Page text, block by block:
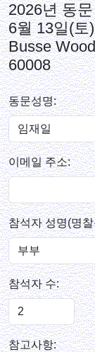
2026년 동
6월 13일(토
Busse
60008
동문성명:
이메일 주소:
참석자 성명(명
참석자 수:
참고사항: